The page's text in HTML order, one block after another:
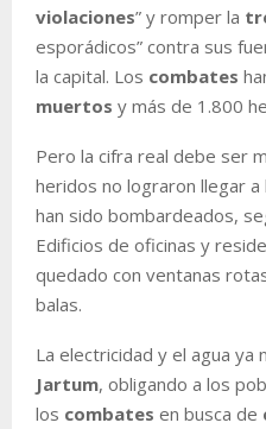
violaciones” y romper la
esporádicos” contra sus
la capital. Los combates
muertos y más de 1.800
Pero la cifra real debe ser
heridos no lograron llegar
han sido bombardeados,
Edificios de oficinas y
quedado con ventanas
balas.
La electricidad y el agua ya
Jartum, obligando a los
los combates en busca de